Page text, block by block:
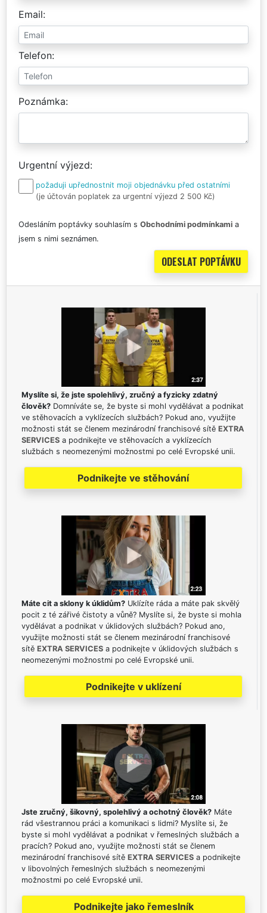
Email
Telefon
Poznámka
Urgentní výjezd
požaduji upřednostnit moji objednávku před ostatními
(je účtován poplatek za urgentní výjezd 2 500 Kč)
Odesláním poptávky souhlasím s Obchodními podmínkami a
jsem s nimi seznámen.
Myslíte si, že jste spolehlivý, zručný a fyzicky zdatný
člověk? Domníváte se, že byste si mohl vydělávat a podnikat
ve stěhovacích a vyklízecích službách? Pokud ano, využijte
možnosti stát se členem mezinárodní franchisové sítě EXTRA
SERVICES a podnikejte ve stěhovacích a vyklízecích
službách s neomezenými možnostmi po celé Evropské unii.
Podnikejte ve stěhování
Máte cit a sklony k úklidům? Uklízíte ráda a máte pak skvělý
pocit z té zářivé čistoty a vůně? Myslíte si, že byste si mohla
vydělávat a podnikat v úklidových službách? Pokud ano,
využijte možnosti stát se členem mezinárodní franchisové
sítě EXTRA SERVICES a podnikejte v úklidových službách s
neomezenými možnostmi po celé Evropské unii.
Podnikejte v uklízení
Jste zručný, šikovný, spolehlivý a ochotný člověk? Máte
rád všestrannou práci a komunikaci s lidmi? Myslíte si, že
byste si mohl vydělávat a podnikat v řemeslných službách a
pracích? Pokud ano, využijte možnosti stát se členem
mezinárodní franchisové sítě EXTRA SERVICES a podnikejte
v libovolných řemeslných službách s neomezenými
možnostmi po celé Evropské unii.
Podnikejte jako řemeslník